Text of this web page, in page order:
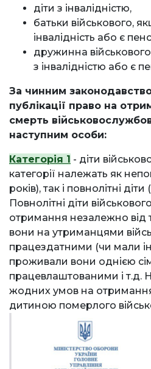
діти з інвалідністю,
батьки військового,
інвалідність або є
дружинна
з інвалідністю або є
За чинним
публікації право на
смерть
наступним особи:
Категорія 1 - діти
категорії належать як
років), так і повнолітні
Повнолітні діти
отримання незалежно від
вони на утриманцями
працездатними (чи мали
проживали вони однією
працевлаштованими і т.д.
жодних умов на
дитиною померлого